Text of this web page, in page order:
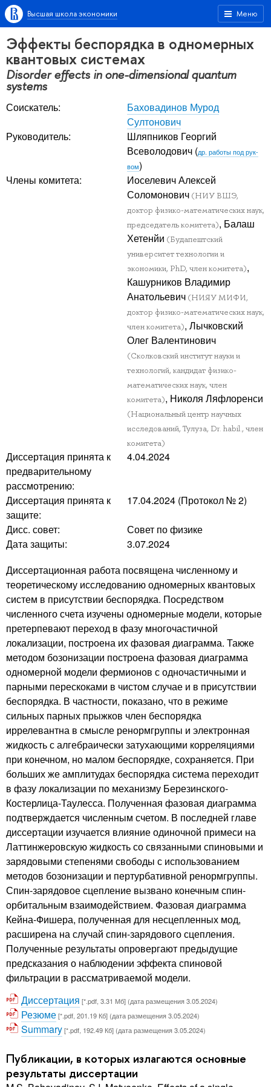
Меню
Высшая школа экономики
Эффекты беспорядка в одномерных
квантовых системах
Disorder effects in one-dimensional quantum
systems
Соискатель:
Баховадинов Мурод
Султонович
Руководитель:
Шляпников Георгий
Всеволодович (др. работы под рук-
вом)
Члены комитета:
Иоселевич Алексей
Соломонович (НИУ ВШЭ,
доктор физико-математических наук,
председатель комитета), Балаш
Хетенйи (Будапештский
университет технологии и
экономики, PhD, член комитета),
Кашурников Владимир
Анатольевич (НИЯУ МИФИ,
доктор физико-математических наук,
член комитета), Лычковский
Олег Валентинович
(Сколковский институт науки и
технологий, кандидат физико-
математических наук, член
комитета), Николя Ляфлоренси
(Национальный центр научных
исследований, Тулуза, Dr. habil., член
комитета)
Диссертация принята к
предварительному
рассмотрению:
4.04.2024
Диссертация принята к
защите:
17.04.2024 (Протокол № 2)
Дисс. совет:
Совет по физике
Дата защиты:
3.07.2024
Диссертационная работа посвящена численному и
теоретическому исследованию одномерных квантовых
систем в присутствии беспорядка. Посредством
численного счета изучены одномерные модели, которые
претерпевают переход в фазу многочастичной
локализации, построена их фазовая диаграмма. Также
методом бозонизации построена фазовая диаграмма
одномерной модели фермионов с одночастичными и
парными перескоками в чистом случае и в присутствии
беспорядка. В частности, показано, что в режиме
сильных парных прыжков член беспорядка
иррелевантна в смысле ренормгруппы и электронная
жидкость с алгебраически затухающими корреляциями
при конечном, но малом беспорядке, сохраняется. При
больших же амплитудах беспорядка система переходит
в фазу локализации по механизму Березинского-
Костерлица-Таулесса. Полученная фазовая диаграмма
подтверждается численным счетом. В последней главе
диссертации изучается влияние одиночной примеси на
Латтинжеровскую жидкость со связанными спиновыми и
зарядовыми степенями свободы с использованием
методов бозонизации и пертурбативной ренормгруппы.
Спин-зарядовое сцепление вызвано конечным спин-
орбитальным взаимодействием. Фазовая диаграмма
Кейна-Фишера, полученная для несцепленных мод,
расширена на случай спин-зарядового сцепления.
Полученные результаты опровергают предыдущие
предсказания о наблюдении эффекта спиновой
фильтрации в рассматриваемой модели.
Диссертация [*.pdf, 3.31 Мб] (дата размещения 3.05.2024)
Резюме[*.pdf, 201.19 Кб] (дата размещения 3.05.2024)
Summary[*.pdf, 192.49 Кб] (дата размещения 3.05.2024)
Публикации, в которых излагаются основные
результаты диссертации